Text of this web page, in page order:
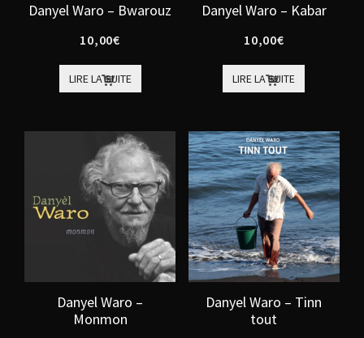
Danyel Waro – Bwarouz
10,00€
LIRE LA SUITE
Danyel Waro – Kabar
10,00€
LIRE LA SUITE
Danyel Waro –
Monmon
Danyel Waro – Tinn
tout